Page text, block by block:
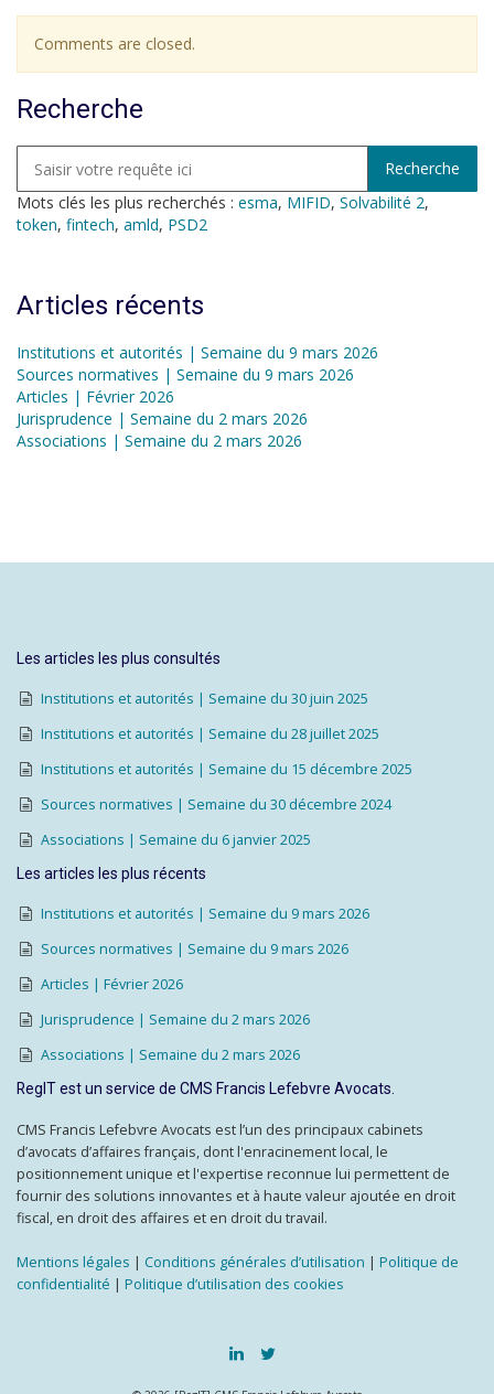
Comments are closed.
Recherche
Mots clés les plus recherchés : esma, MIFID, Solvabilité 2,
token, fintech, amld, PSD2
Articles récents
Institutions et autorités | Semaine du 9 mars 2026
Sources normatives | Semaine du 9 mars 2026
Articles | Février 2026
Jurisprudence | Semaine du 2 mars 2026
Associations | Semaine du 2 mars 2026
Les articles les plus consultés
Institutions et autorités | Semaine du 30 juin 2025
Institutions et autorités | Semaine du 28 juillet 2025
Institutions et autorités | Semaine du 15 décembre 2025
Sources normatives | Semaine du 30 décembre 2024
Associations | Semaine du 6 janvier 2025
Les articles les plus récents
Institutions et autorités | Semaine du 9 mars 2026
Sources normatives | Semaine du 9 mars 2026
Articles | Février 2026
Jurisprudence | Semaine du 2 mars 2026
Associations | Semaine du 2 mars 2026
RegIT est un service de CMS Francis Lefebvre Avocats.
CMS Francis Lefebvre Avocats est l’un des principaux cabinets
d’avocats d’affaires français, dont l'enracinement local, le
positionnement unique et l'expertise reconnue lui permettent de
fournir des solutions innovantes et à haute valeur ajoutée en droit
fiscal, en droit des affaires et en droit du travail.
Mentions légales | Conditions générales d’utilisation | Politique de
confidentialité | Politique d’utilisation des cookies